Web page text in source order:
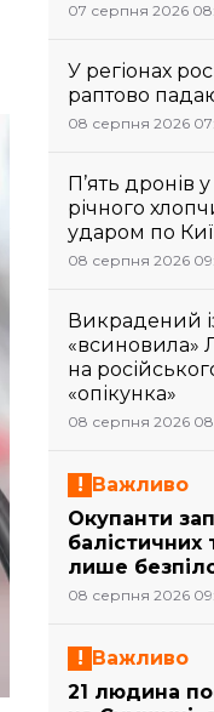
07 серпня 2026
У регіонах
раптово
08 серпня 2026
П’ять дронів
річного
ударом по
08 серпня 2026
Викрадений
«всиновила»
на
«опікунка»
08 серпня 2026
Важливо
Окупанти
балістичних
лише
08 серпня 2026
Важливо
21 людина